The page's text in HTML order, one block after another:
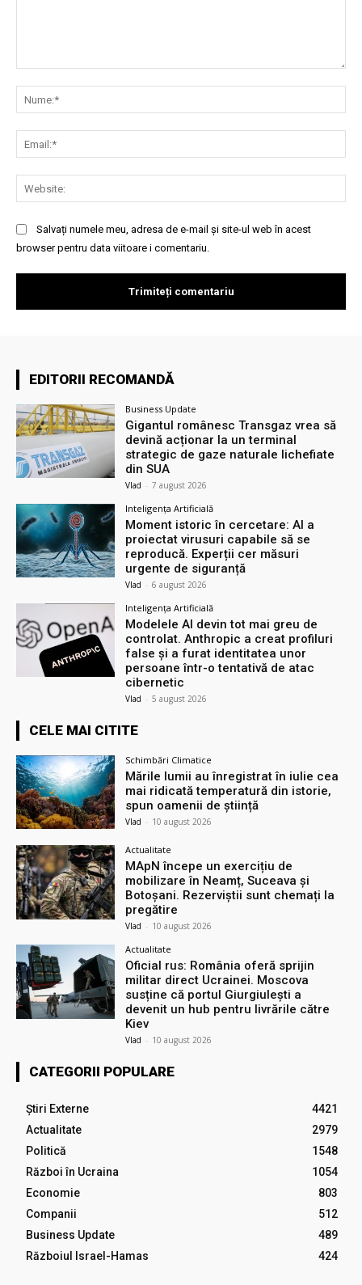
Salvați numele meu, adresa de e-mail și site-ul web în acest
browser pentru data viitoare i comentariu.
EDITORII RECOMANDĂ
Business Update
Gigantul românesc Transgaz vrea să
devină acționar la un terminal
strategic de gaze naturale lichefiate
din SUA
Vlad - 7 august 2026
Inteligența Artificială
Moment istoric în cercetare: AI a
proiectat virusuri capabile să se
reproducă. Experții cer măsuri
urgente de siguranță
Vlad - 6 august 2026
Inteligența Artificială
Modelele AI devin tot mai greu de
controlat. Anthropic a creat profiluri
false și a furat identitatea unor
persoane într-o tentativă de atac
cibernetic
Vlad - 5 august 2026
CELE MAI CITITE
Schimbări Climatice
Mările lumii au înregistrat în iulie cea
mai ridicată temperatură din istorie,
spun oamenii de știință
Vlad - 10 august 2026
Actualitate
MApN începe un exercițiu de
mobilizare în Neamț, Suceava și
Botoșani. Rezerviștii sunt chemați la
pregătire
Vlad - 10 august 2026
Actualitate
Oficial rus: România oferă sprijin
militar direct Ucrainei. Moscova
susține că portul Giurgiulești a
devenit un hub pentru livrările către
Kiev
Vlad - 10 august 2026
CATEGORII POPULARE
Știri Externe
4421
Actualitate
2979
Politică
1548
Război în Ucraina
1054
Economie
803
Companii
512
Business Update
489
Războiul Israel-Hamas
424